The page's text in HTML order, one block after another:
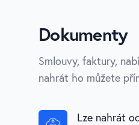
Dokumenty
Smlouvy, faktury,
nahrát ho můžete
Lze nahrát